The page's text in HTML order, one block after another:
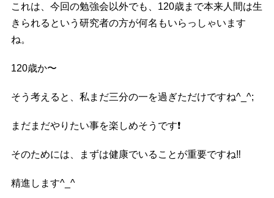
これは、今回の勉強会以外でも、120歳まで本来人間は生
きられるという研究者の方が何名もいらっしゃいます
ね。
120歳か〜
そう考えると、私まだ三分の一を過ぎただけですね^_^;
まだまだやりたい事を楽しめそうです❗️
そのためには、まずは健康でいることが重要ですね‼️
精進します^_^